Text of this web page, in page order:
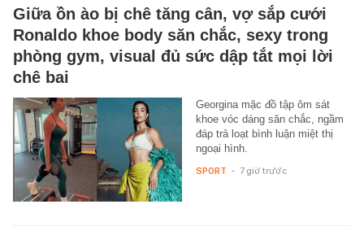
Giữa ồn ào bị chê tăng cân, vợ sắp cưới
Ronaldo khoe body săn chắc, sexy trong
phòng gym, visual đủ sức dập tắt mọi lời
chê bai
Georgina mặc đồ tập ôm sát
khoe vóc dáng săn chắc, ngầm
đáp trả loạt bình luận miệt thị
ngoại hình.
SPORT - 7 giờ trước